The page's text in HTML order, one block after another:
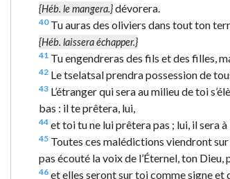
{Héb. le mangera.}dévorera.
40Tu auras des oliviers dans tout ton
{Héb. laissera échapper.}
41 Tu engendreras des fils et des filles,
42 Le tselatsal prendra possession de
43 L’étranger qui sera au milieu de toi
bas : il te prêtera, lui,
44 et toi tu ne lui prêtera pas ; lui, il sera
45 Toutes ces malédictions viendront
pas écouté la voix de l’Éternel, ton Dieu,
46 et elles seront sur toi comme signe et